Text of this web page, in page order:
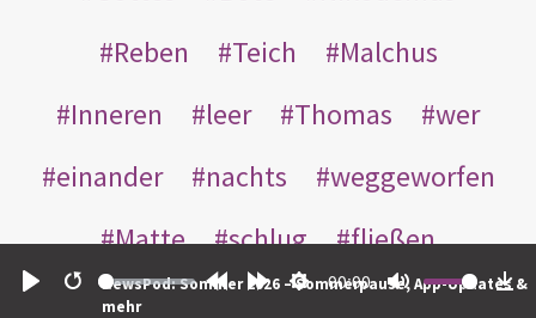
Restart
00:00
NewsPod: Sommer 2026 – Sommerpause, App-Updates &
mehr
Reben
Teich
Malchus
Inneren
leer Thomas
wer
einander
nachts
weggeworfen
Matte
schlug
fließen
Rabbuni
Martha Opferlamm